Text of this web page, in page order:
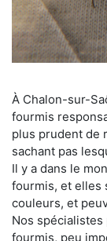
À Chalon-sur-
fourmis
plus prudent de
sachant pas
Il y a dans le
fourmis, et elles
couleurs, et
Nos
fourmis, peu